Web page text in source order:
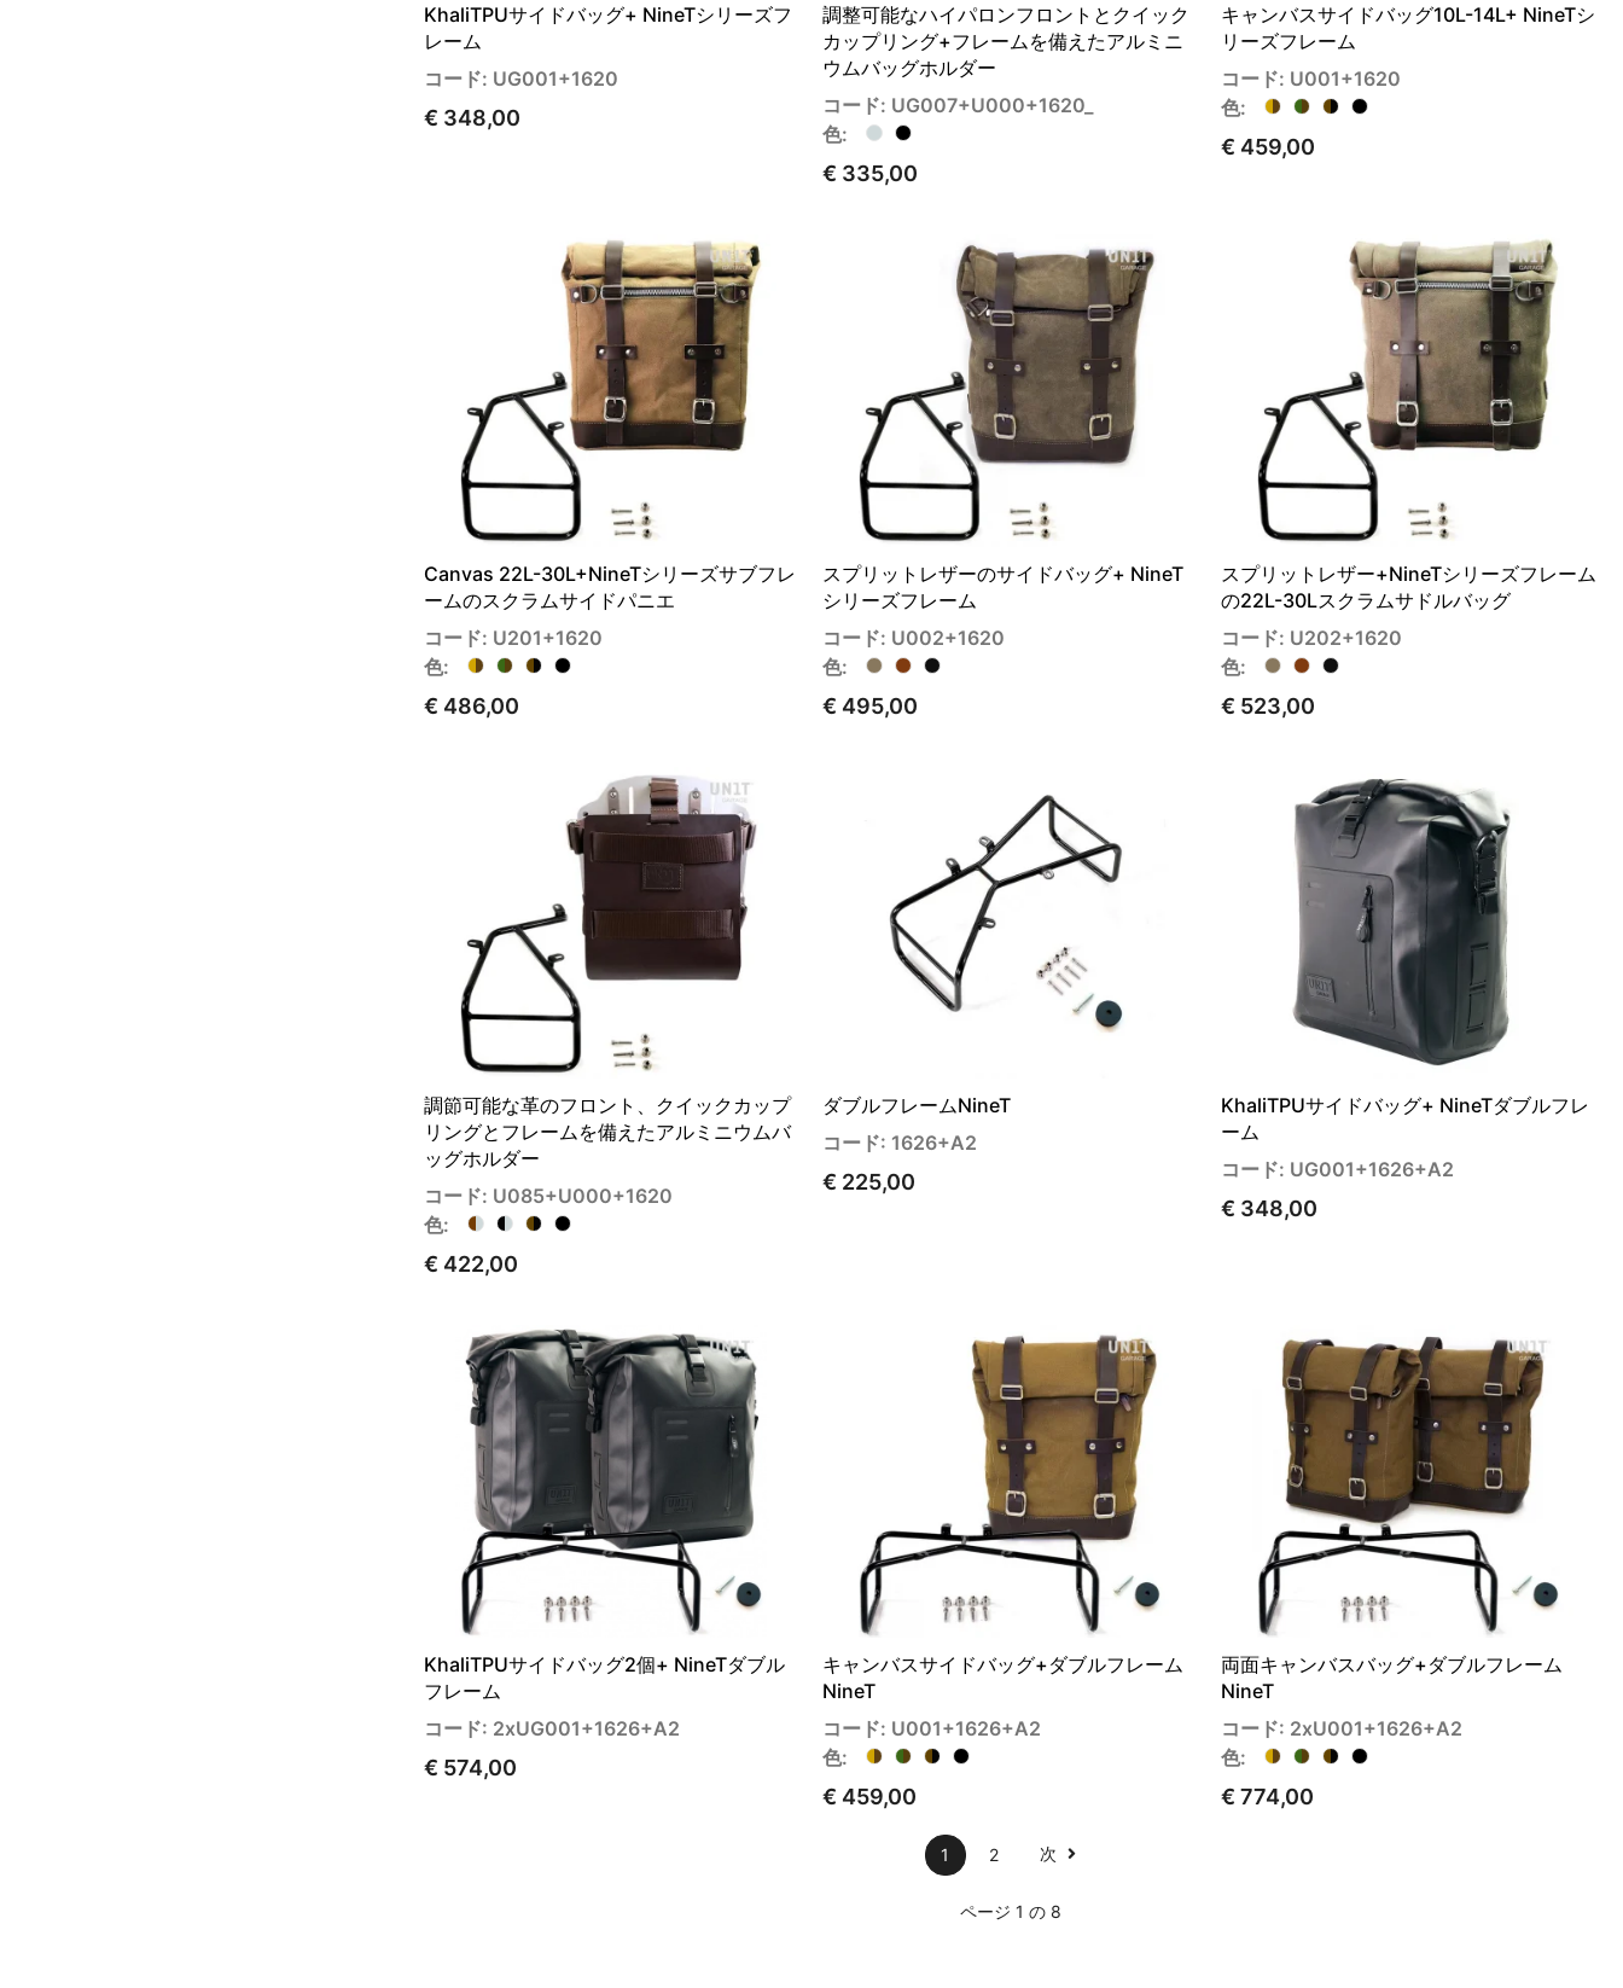
KhaliTPUサイドバッグ+ NineTシリーズフ
レーム
コード: UG001+1620
€ 348,00
調整可能なハイパロンフロントとクイック
カップリング+フレームを備えたアルミニ
ウムバッグホルダー
コード: UG007+U000+1620_
色:
€ 335,00
キャンバスサイドバッグ10L-14L+ NineTシ
リーズフレーム
コード: U001+1620
色:
€ 459,00
Canvas 22L-30L+NineTシリーズサブフレ
ームのスクラムサイドパニエ
コード: U201+1620
色:
€ 486,00
スプリットレザーのサイドバッグ+ NineT
シリーズフレーム
コード: U002+1620
色:
€ 495,00
スプリットレザー+NineTシリーズフレーム
の22L-30Lスクラムサドルバッグ
コード: U202+1620
色:
€ 523,00
調節可能な革のフロント、クイックカップ
リングとフレームを備えたアルミニウムバ
ッグホルダー
コード: U085+U000+1620
色:
€ 422,00
ダブルフレームNineT
コード: 1626+A2
€ 225,00
KhaliTPUサイドバッグ+ NineTダブルフレ
ーム
コード: UG001+1626+A2
€ 348,00
KhaliTPUサイドバッグ2個+ NineTダブル
フレーム
コード: 2xUG001+1626+A2
€ 574,00
キャンバスサイドバッグ+ダブルフレーム
NineT
コード: U001+1626+A2
色:
€ 459,00
両面キャンバスバッグ+ダブルフレーム
NineT
コード: 2xU001+1626+A2
色:
€ 774,00
1 2 次
ページ 1 の 8